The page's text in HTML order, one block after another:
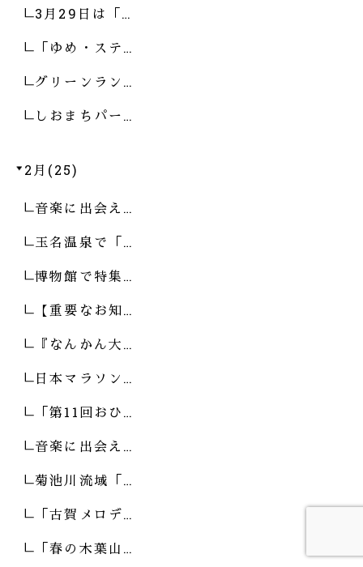
3月29日は「…
「ゆめ・ステ…
グリーンラン…
しおまちパー…
2月(25)
音楽に出会え…
玉名温泉で「…
博物館で特集…
【重要なお知…
『なんかん大…
日本マラソン…
「第11回おひ…
音楽に出会え…
菊池川流域「…
「古賀メロデ…
「春の木葉山…